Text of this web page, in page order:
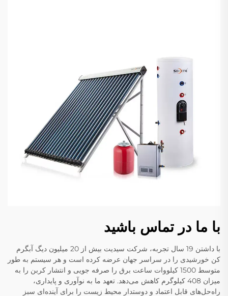
با ما در تماس باشید
با داشتن 19 سال تجربه، شرکت سیدیت بیش از 20 میلیون دیگ آبگرم
کن خورشیدی را در سراسر جهان عرضه کرده است و هر سیستم به طور
متوسط 1500 کیلووات ساعت برق را صرفه جویی و انتشار کربن را به
میزان 408 کیلوگرم کاهش می‌دهد. تعهد ما به نوآوری و پایداری،
راه‌حل‌های قابل اعتماد و دوستدار محیط زیست را برای آینده‌ای سبز